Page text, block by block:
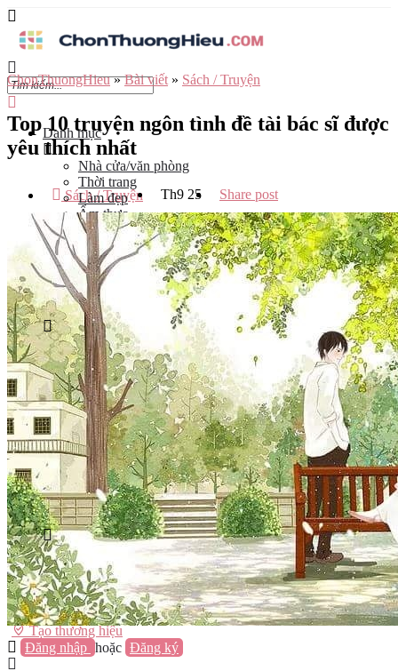
Danh mục
Nhà cửa/văn phòng
Thời trang
Làm đẹp
Ẩm thực
Công nghệ
Đào tạo
Mẹ và bé
Du lịch
Kinh Doanh
Tỉnh
Hà Nội
Tp Hồ Chí Minh
Đà Nẵng
Hải Phòng
Vũng Tàu
Nha Trang
Đà Lạt
Cần Thơ
Quy Nhơn
Thừa Thiên Huế
Khác…
Blog
Sách / Truyện
Lifestyle
Giải trí
Thương hiệu
Tạo thương hiệu
Đăng nhập hoặc Đăng ký
ChonThuongHieu»Bài viết » Sách / Truyện
Top 10 truyện ngôn tình đề tài bác sĩ được
yêu thích nhất
Sách / Truyện Th9 25 Share post